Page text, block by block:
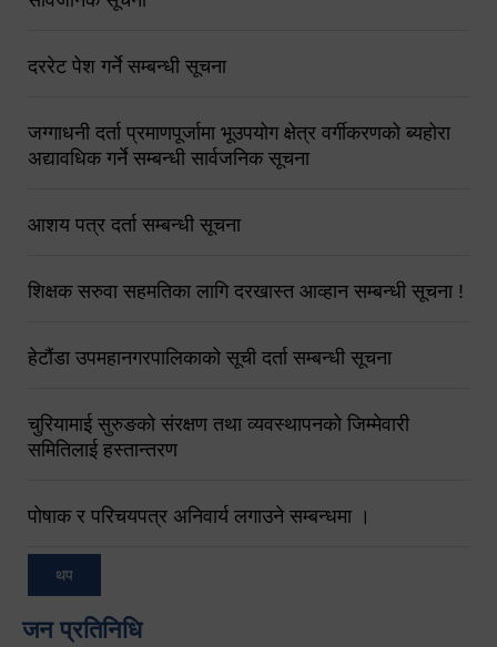
दररेट पेश गर्ने सम्बन्धी सूचना
जग्गाधनी दर्ता प्रमाणपूर्जामा भूउपयोग क्षेत्र वर्गीकरणको ब्यहोरा
अद्यावधिक गर्ने सम्बन्धी सार्वजनिक सूचना
आशय पत्र दर्ता सम्बन्धी सूचना
शिक्षक सरुवा सहमतिका लागि दरखास्त आव्हान सम्बन्धी सूचना !
हेटौंडा उपमहानगरपालिकाको सूची दर्ता सम्बन्धी सूचना
चुरियामाई सुरुङको संरक्षण तथा व्यवस्थापनको जिम्मेवारी
समितिलाई हस्तान्तरण
पोषाक र परिचयपत्र अनिवार्य लगाउने सम्बन्धमा ।
थप
जन प्रतिनिधि